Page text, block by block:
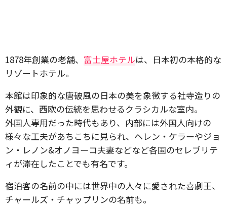
1878年創業の老舗、 富士屋ホテルは、日本初の本格的な
リゾートホテル。
本館は印象的な唐破風の日本の美を象徴する社寺造りの
外観に、西欧の伝統を思わせるクラシカルな室内。
外国人専用だった時代もあり、内部には外国人向けの
様々な工夫があちこちに見られ、ヘレン・ケラーやジョ
ン・レノン&オノヨーコ夫妻などなど各国のセレブリテ
ィが滞在したことでも有名です。
宿泊客の名前の中には世界中の人々に愛された喜劇王、
チャールズ・チャップリンの名前も。